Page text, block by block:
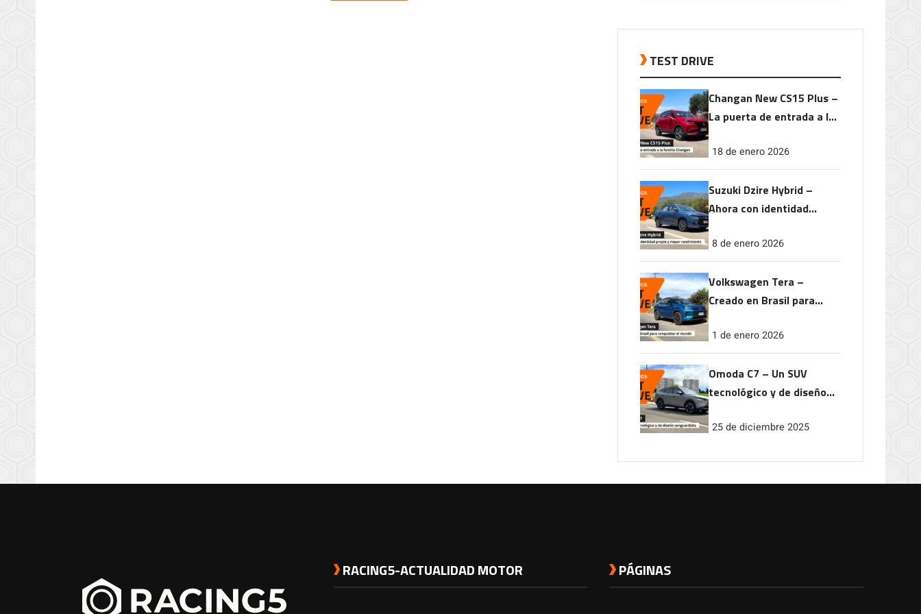
TEST DRIVE
Changan New CS15 Plus –
La puerta de entrada a la
18 de enero 2026
Suzuki Dzire Hybrid –
Ahora con identidad
rendimiento
8 de enero 2026
Volkswagen Tera –
Creado en Brasil para
1 de enero 2026
Omoda C7 – Un SUV
tecnológico y de diseño
25 de diciembre 2025
RACING5-ACTUALIDAD MOTOR PÁGINAS